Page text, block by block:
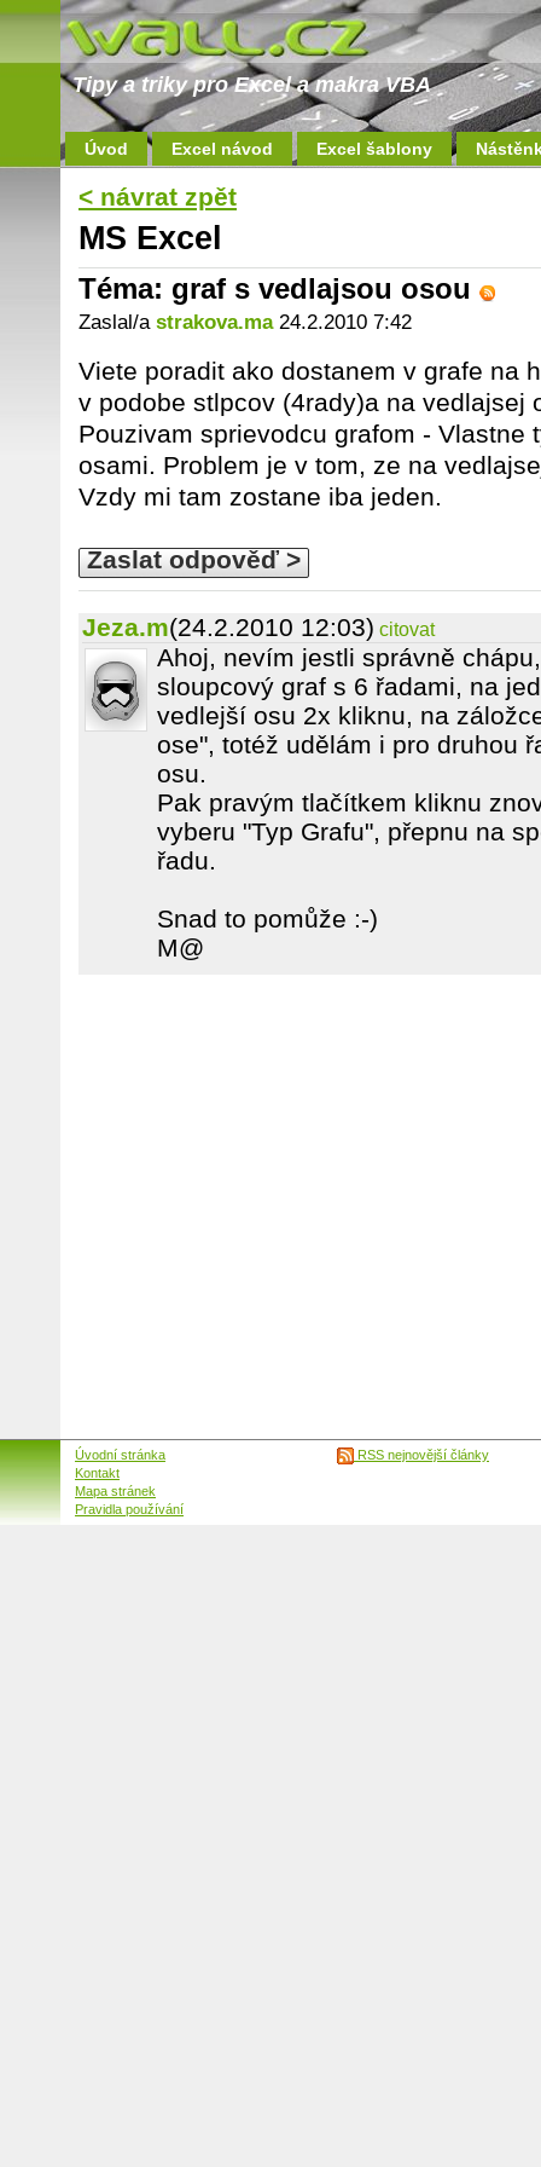
Tipy a triky pro Excel a makra VBA
Úvod Excel návod Excel šablony
< návrat zpět
MS Excel
Téma: graf s vedlajsou osou
Zaslal/a strakova.ma24.2.2010 7:42
Viete poradit ako dostanem v grafe na
v podobe stlpcov (4rady)a na vedlajsej
Pouzivam sprievodcu grafom - Vlastne
osami. Problem je v tom, ze na
Vzdy mi tam zostane iba jeden.
Zaslat odpověď >
Jeza.m(24.2.2010 12:03) citovat
Ahoj, nevím jestli správně
sloupcový graf s 6 řadami, na
vedlejší osu 2x kliknu, na
ose", totéž udělám i pro druhou
osu.
Pak pravým tlačítkem kliknu
vyberu "Typ Grafu", přepnu na
řadu.
Snad to pomůže :-)
M@
Úvodní stránka
Kontakt
Mapa stránek
Pravidla používání
RSS nejnovější články